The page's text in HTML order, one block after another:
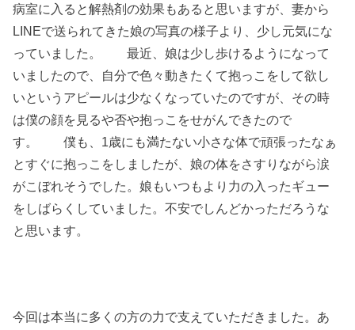
病室に入ると解熱剤の効果もあると思いますが、妻から
LINEで送られてきた娘の写真の様子より、少し元気にな
っていました。 最近、娘は少し歩けるようになって
いましたので、自分で色々動きたくて抱っこをして欲し
いというアピールは少なくなっていたのですが、その時
は僕の顔を見るや否や抱っこをせがんできたので
す。 僕も、1歳にも満たない小さな体で頑張ったなぁ
とすぐに抱っこをしましたが、娘の体をさすりながら涙
がこぼれそうでした。娘もいつもより力の入ったギュー
をしばらくしていました。不安でしんどかっただろうな
と思います。
今回は本当に多くの方の力で支えていただきました。あ